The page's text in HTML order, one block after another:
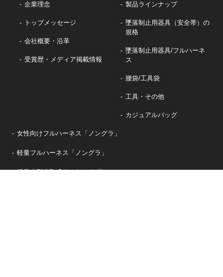
企業理念
トップメッセージ
会社概要・沿革
受賞歴・メディア掲載情報
製品ラインナップ
墜落制止用器具（安全帯）の
規格
墜落制止用器具/フルハーネ
ス
腰袋/工具袋
工具・その他
カジュアルバッグ
女性向けフルハーネス「ノングラ」
軽量フルハーネス「ノングラ」
軽量小型巻取式ランヤード「Luquas」